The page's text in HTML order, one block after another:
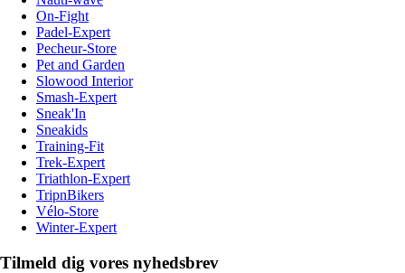
On-Fight
Padel-Expert
Pecheur-Store
Pet and Garden
Slowood Interior
Smash-Expert
Sneak'In
Sneakids
Training-Fit
Trek-Expert
Triathlon-Expert
TripnBikers
Vélo-Store
Winter-Expert
Tilmeld dig vores nyhedsbrev